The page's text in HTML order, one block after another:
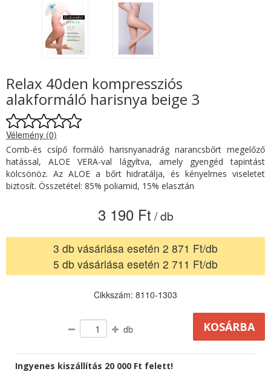
Relax 40den kompressziós
alakformáló harisnya beige 3
Vélemény (0)
Comb-és csípő formáló harisnyanadrág narancsbőrt megelőző
hatással, ALOE VERA-val lágyítva, amely gyengéd tapintást
kölcsönöz. Az ALOE a bőrt hidratálja, és kényelmes viseletet
biztosít. Összetétel: 85% poliamid, 15% elasztán
3 190 Ft / db
3 db vásárlása esetén 2 871 Ft/db
5 db vásárlása esetén 2 711 Ft/db
Cikkszám: 8110-1303
db
Ingyenes kiszállítás 20 000 Ft felett!